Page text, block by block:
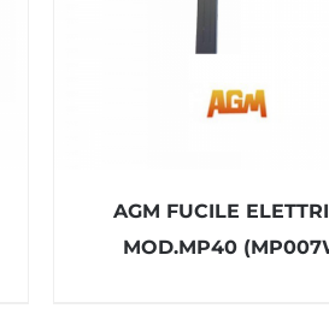
AGM FUCILE
MOD.MP40